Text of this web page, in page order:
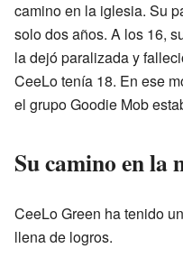
camino en la iglesia. Su
solo dos años. A los 16,
la dejó paralizada y
CeeLo tenía 18. En ese
el grupo Goodie Mob
Su camino en la
CeeLo Green ha tenido
llena de logros.